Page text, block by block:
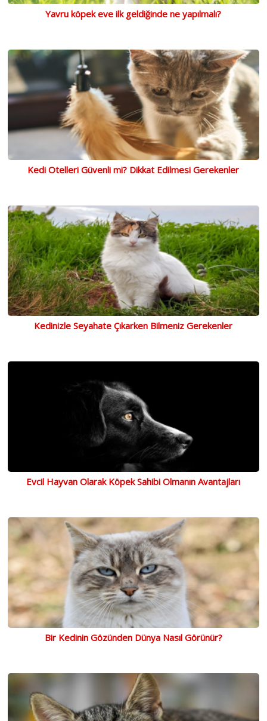
Yavru köpek eve ilk geldiğinde ne yapılmalı?
Kedi Otelleri Güvenli mi? Dikkat Edilmesi Gerekenler
Kedinizle Seyahate Çıkarken Bilmeniz Gerekenler
Evcil Hayvan Olarak Köpek Sahibi Olmanın Avantajları
Bir Kedinin Gözünden Dünya Nasıl Görünür?